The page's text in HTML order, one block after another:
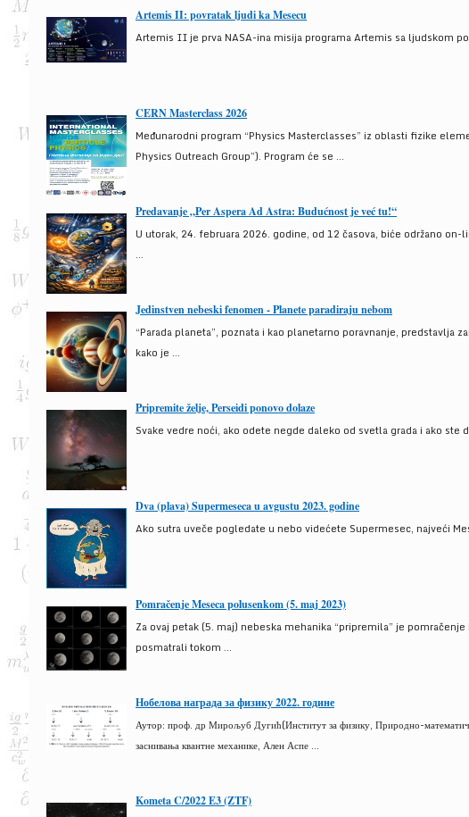
Artemis II: povratak ljudi ka Mesecu
Artemis II je prva NASA-ina misija programa Artemis sa ljudskom
CERN Masterclass 2026
Međunarodni program “Physics Masterclasses” iz oblasti fizike
Physics Outreach Group”). Program će se ...
Predavanje „Per Aspera Ad Astra: Budućnost je već tu!“
U utorak, 24. februara 2026. godine, od 12 časova, biće održano
...
Jedinstven nebeski fenomen - Planete paradiraju nebom
“Parada planeta”, poznata i kao planetarno poravnanje,
kako je ...
Pripremite želje, Perseidi ponovo dolaze
Svake vedre noći, ako odete negde daleko od svetla grada i ako
Dva (plava) Supermeseca u avgustu 2023. godine
Ako sutra uveče pogledate u nebo videćete Supermesec, najveći
Pomračenje Meseca polusenkom (5. maj 2023)
Za ovaj petak (5. maj) nebeska mehanika “pripremila” je
posmatrali tokom ...
Нобелова награда за физику 2022. године
Аутор: проф. др Мирољуб Дугић(Институт за физику, Природно-
заснивања квантне механике, Ален Аспе ...
Kometa C/2022 E3 (ZTF)